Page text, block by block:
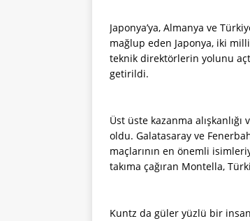
Japonya’ya, Almanya ve
mağlup eden Japonya, iki milli
teknik direktörlerin yolunu
getirildi.
Üst üste kazanma
oldu. Galatasaray ve
maçlarının en önemli
takıma çağıran Montella,
Kuntz da güler yüzlü bir